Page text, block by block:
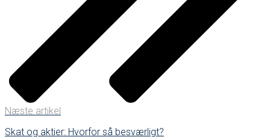
Næste artikel
Skat og aktier: Hvorfor så besværligt?